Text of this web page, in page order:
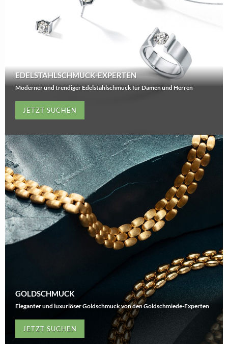
EDELSTAHLSCHMUCK-EXPERTEN
Moderner und trendiger Edelstahlschmuck für Damen und Herren
JETZT SUCHEN
GOLDSCHMUCK
Eleganter und luxuriöser Goldschmuck von den Goldschmiede-Experten
JETZT SUCHEN